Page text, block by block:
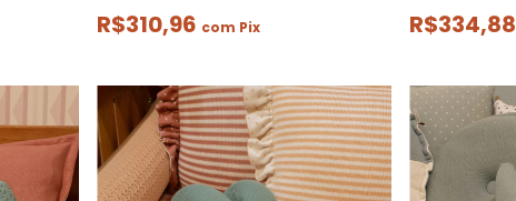
R$310,96 com Pix R$334,88